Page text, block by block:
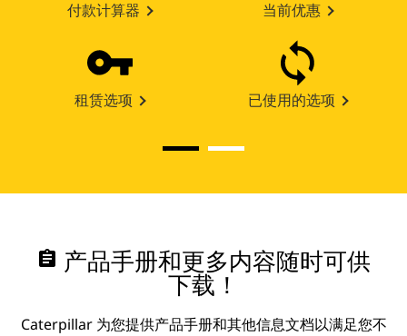
付款计算器 当前优惠
租赁选项 已使用的选项
assignment 产品手册和更多内容随时可供
下载！
Caterpillar 为您提供产品手册和其他信息文档以满足您不